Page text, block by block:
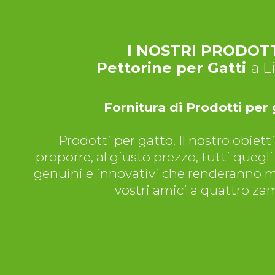
I NOSTRI
Pettorine per Gatti a
Fornitura di Prodotti per
Prodotti per gatto. Il nostro
proporre, al giusto prezzo, tutti
genuini e innovativi che renderanno
vostri amici a quattro